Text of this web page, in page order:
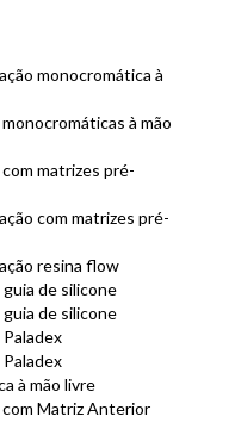
monocromática à
à mão
matrizes pré-
com matrizes pré-
resina flow
de silicone
de silicone
à mão livre
Matriz Anterior